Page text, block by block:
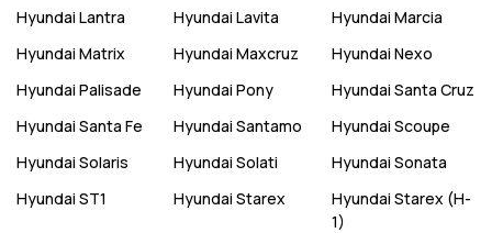
Hyundai Lantra Hyundai Lavita Hyundai Marcia
Hyundai Matrix Hyundai Maxcruz Hyundai Nexo
Hyundai Palisade Hyundai Pony Hyundai Santa Cruz
Hyundai Santa Fe Hyundai Santamo Hyundai Scoupe
Hyundai Solaris Hyundai Solati Hyundai Sonata
Hyundai ST1 Hyundai Starex Hyundai Starex (H-
1)